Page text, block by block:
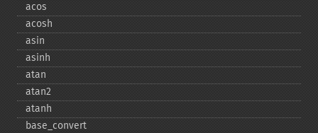
acos
acosh
asin
asinh
atan
atan2
atanh
base_​convert